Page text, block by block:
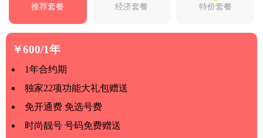
推荐套餐 经济套餐 特价套餐
￥600/1年
1年合约期
独家22项功能大礼包赠送
免开通费 免选号费
时尚靓号 号码免费赠送